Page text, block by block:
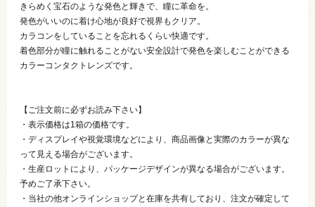
きらめく宝石のような発色と輝きで、瞳に革命を。
発色がいいのに着け心地が良好で視界もクリア。
カラコンをしていることを忘れるくらい快適です。
着色部分が瞳に触れることがない安全設計で発色を楽しむことができる
カラーコンタクトレンズです。
【ご注文前に必ずお読み下さい】
・表示価格は1箱の価格です。
・ディスプレイや視覚環境などにより、商品画像と実際のカラーが異な
って見える場合がございます。
・生産ロットにより、パッケージデザインが異なる場合がございます。
予めご了承下さい。
・当社の他オンラインショップと在庫を共有しており、注文が確定して